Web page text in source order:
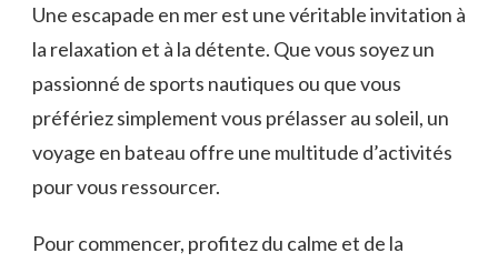
Une ​escapade en mer est une véritable invitation à
la relaxation et à la détente. Que vous ⁣soyez un
passionné de ‍sports nautiques ‍ou que vous
préfériez simplement vous prélasser au soleil, un
voyage en bateau offre une multitude d’activités
pour vous ressourcer.
Pour commencer, profitez du calme et de ⁤la